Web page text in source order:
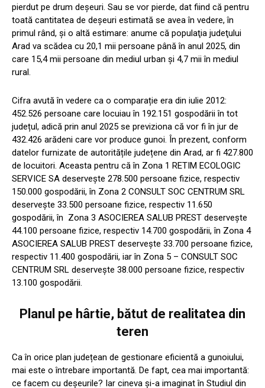
pierdut pe drum deșeuri. Sau se vor pierde, dat fiind că pentru
toată cantitatea de deșeuri estimată se avea în vedere, în
primul rând, și o altă estimare: anume că populaţia judeţului
Arad va scădea cu 20,1 mii persoane până în anul 2025, din
care 15,4 mii persoane din mediul urban şi 4,7 mii în mediul
rural.
Cifra avută în vedere ca o comparație era din iulie 2012:
452.526 persoane care locuiau în 192.151 gospodării în tot
județul, adică prin anul 2025 se previziona că vor fi în jur de
432.426 arădeni care vor produce gunoi. În prezent, conform
datelor furnizate de autoritățile județene din Arad, ar fi 427.800
de locuitori. Aceasta pentru că în Zona 1 RETIM ECOLOGIC
SERVICE SA deservește 278.500 persoane fizice, respectiv
150.000 gospodării, în Zona 2 CONSULT SOC CENTRUM SRL
deservește 33.500 persoane fizice, respectiv 11.650
gospodării, în Zona 3 ASOCIEREA SALUB PREST deservește
44.100 persoane fizice, respectiv 14.700 gospodării, în Zona 4
ASOCIEREA SALUB PREST deservește 33.700 persoane fizice,
respectiv 11.400 gospodării, iar în Zona 5 – CONSULT SOC
CENTRUM SRL deservește 38.000 persoane fizice, respectiv
13.100 gospodării.
Planul pe hârtie, bătut de realitatea din
teren
Ca în orice plan județean de gestionare eficientă a gunoiului,
mai este o întrebare importantă. De fapt, cea mai importantă:
ce facem cu deșeurile? Iar cineva și-a imaginat în Studiul din